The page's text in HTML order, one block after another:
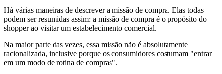
Há várias maneiras de descrever a missão de compra. Elas todas
podem ser resumidas assim: a missão de compra é o propósito do
shopper ao visitar um estabelecimento comercial.
Na maior parte das vezes, essa missão não é absolutamente
racionalizada, inclusive porque os consumidores costumam "entrar
em um modo de rotina de compras".